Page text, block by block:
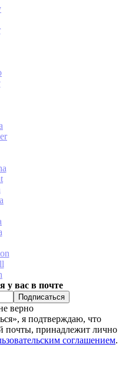
у вас в почте
верно
я подтверждаю, что
почты, принадлежит лично
соглашением.